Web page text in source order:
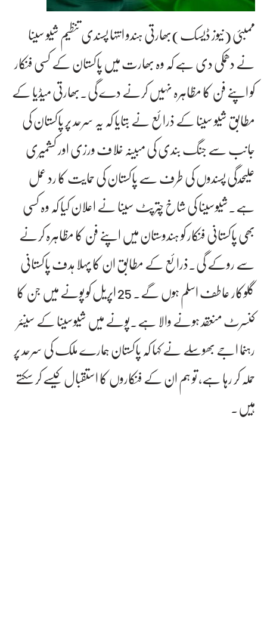
ممبئی (نیوز ڈیسک)بھارتی ہندو انتہا پسندی تنظیم شیو سینا
نے دھمکی دی ہے کہ وہ بھارت میں پاکستان کے کسی فنکار
کو اپنے فن کا مظاہرہ نہیں کرنے دے گی۔بھارتی میڈیا کے
مطابق شیو سینا کے ذرائع نے بتایا کہ یہ سرحد پر پاکستان کی
جانب سے جنگ بندی کی مبینہ خلاف ورزی اور کشمیری
علیحدگی پسندوں کی طرف سے پاکستان کی حمایت کا رد عمل
ہے۔شیوسینا کی شاخ چترپٹ سینا نے اعلان کیا کہ وہ کسی
بھی پاکستانی فنکار کو ہندوستان میں اپنے فن کا مظاہرہ کرنے
سے روکے گی۔ذرائع کے مطابق ان کا پہلا ہدف پاکستانی
گلوکار عاطف اسلم ہوں گے. 25 اپریل کو پونے میں جن کا
کنسرٹ منعقد ہونے والا ہے۔پونے میں شیوسینا کے سینئر
رہنما اجے بھوسلے نے کہا کہ پاکستان ہمارے ملک کی سرحد پر
حملہ کر رہا ہے، تو ہم ان کے فنکاروں کا استقبال کیسے کر سکتے
ہیں۔